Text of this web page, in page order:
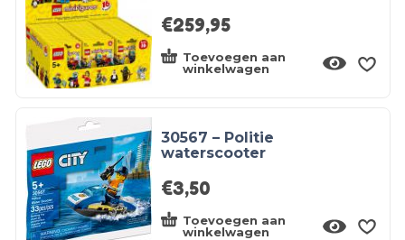
€259,95
Toevoegen aan
winkelwagen
30567 – Politie
waterscooter
€3,50
Toevoegen aan
winkelwagen